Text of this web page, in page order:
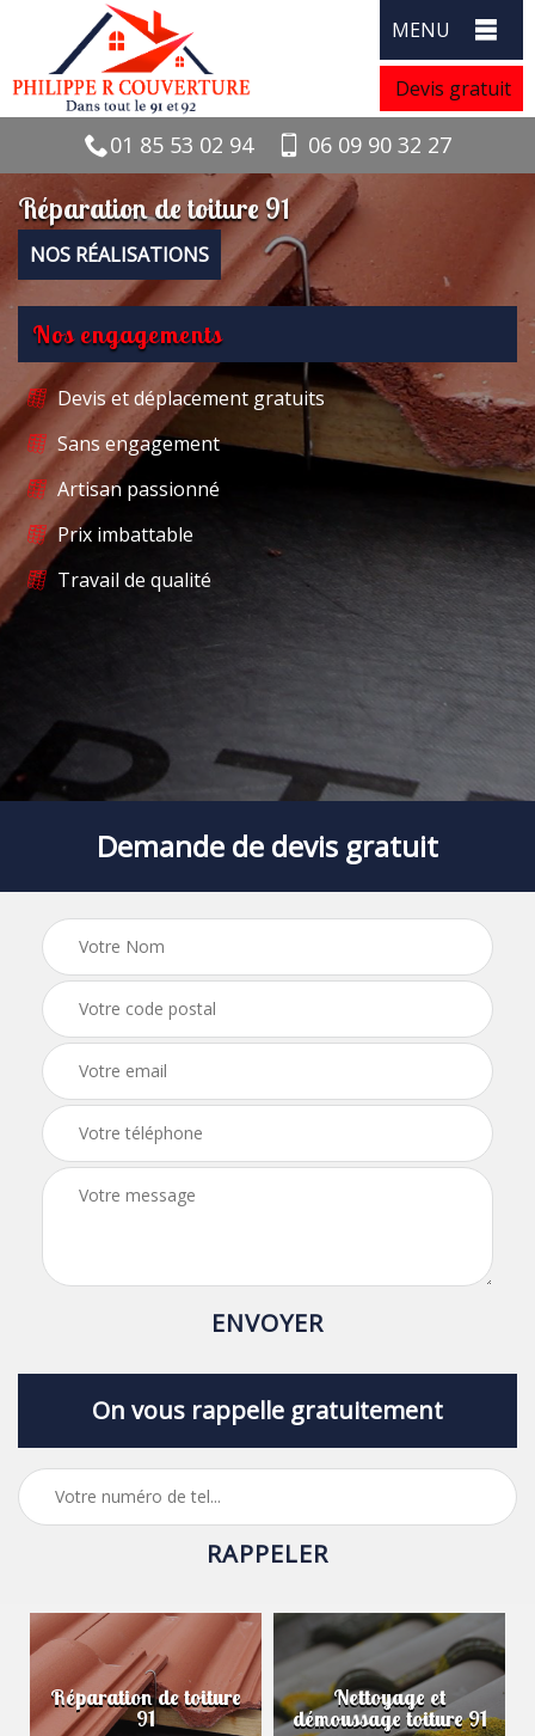
MENU
Devis gratuit
01 85 53 02 94 06 09 90 32 27
Réparation de toiture 91
NOS RÉALISATIONS
Nos engagements
Devis et déplacement gratuits
Sans engagement
Artisan passionné
Prix imbattable
Travail de qualité
Demande de devis gratuit
On vous rappelle gratuitement
Réparation de toiture
91
Nettoyage et
démoussage toiture 91